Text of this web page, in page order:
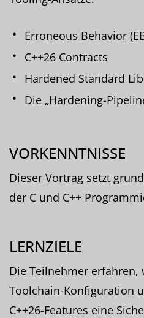
Erroneous Behavior
C++26 Contracts
Hardened Standard
Die „Hardening-
VORKENNTNISSE
Dieser Vortrag setzt
der C und C++
LERNZIELE
Die Teilnehmer erfahren,
Toolchain-Konfiguration
C++26-Features eine